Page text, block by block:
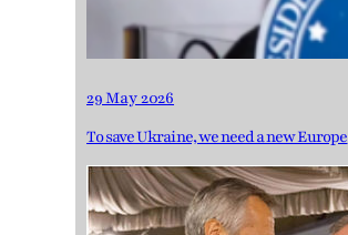
29 May 2026
To save Ukraine, we need a new Europe